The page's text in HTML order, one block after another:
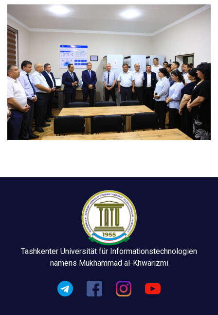
Tashkenter Universität für Informationstechnologien
namens Mukhammad al-Khwarizmi